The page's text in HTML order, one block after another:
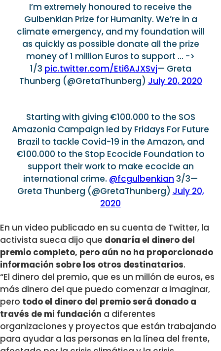
I’m extremely honoured to receive the
Gulbenkian Prize for Humanity. We’re in a
climate emergency, and my foundation will
as quickly as possible donate all the prize
money of 1 million Euros to support … ->
1/3 pic.twitter.com/Eti6AJXSvj— Greta
Thunberg (@GretaThunberg) July 20, 2020
Starting with giving €100.000 to the SOS
Amazonia Campaign led by Fridays For Future
Brazil to tackle Covid-19 in the Amazon, and
€100.000 to the Stop Ecocide Foundation to
support their work to make ecocide an
international crime. @fcgulbenkian 3/3—
Greta Thunberg (@GretaThunberg) July 20,
2020
En un video publicado en su cuenta de Twitter, la
activista sueca dijo que donaría el dinero del
premio completo, pero aún no ha proporcionado
información sobre los otros destinatarios.
“El dinero del premio, que es un millón de euros, es
más dinero del que puedo comenzar a imaginar,
pero todo el dinero del premio será donado a
través de mi fundación a diferentes
organizaciones y proyectos que están trabajando
para ayudar a las personas en la línea del frente,